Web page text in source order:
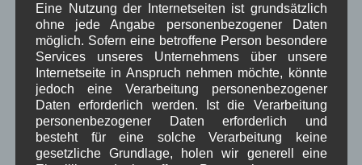
Gerd ErfertbeiÜber uns
Beitragsarchiv
August 2026(2)
Juli 2026(9)
Juni 2026(4)
Mai 2026(11)
Eine Nutzung der Internetseiten ist grundsätzlich
ohne jede Angabe personenbezogener Daten
möglich. Sofern eine betroffene Person besondere
Services unseres Unternehmens über unsere
Internetseite in Anspruch nehmen möchte, könnte
jedoch eine Verarbeitung personenbezogener
Daten erforderlich werden. Ist die Verarbeitung
personenbezogener Daten erforderlich und
besteht für eine solche Verarbeitung keine
gesetzliche Grundlage, holen wir generell eine